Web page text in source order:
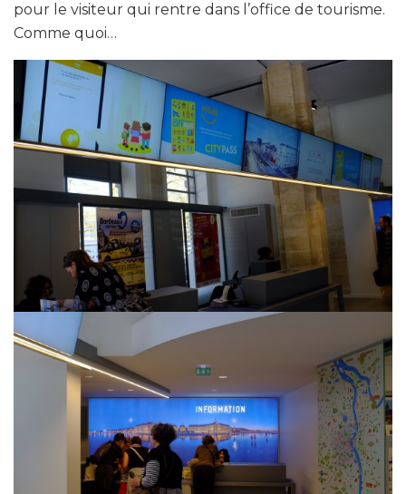
pour le visiteur qui rentre dans l’office de tourisme.
Comme quoi…